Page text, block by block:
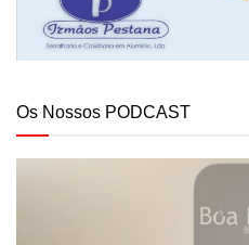
Os Nossos PODCAST